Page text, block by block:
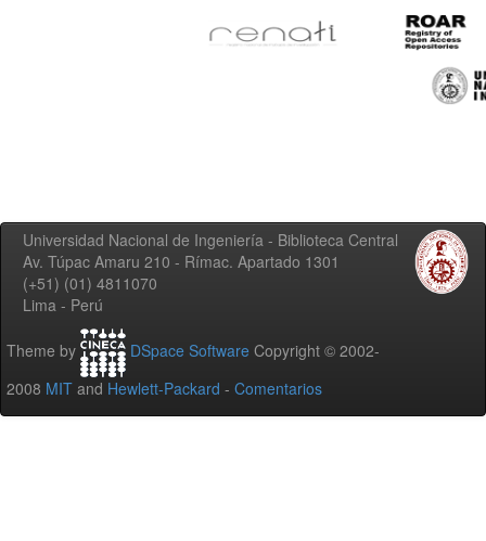
Universidad Nacional de Ingeniería - Biblioteca Central
Av. Túpac Amaru 210 - Rímac. Apartado 1301
(+51) (01) 4811070
Lima - Perú
Theme by DSpace Software Copyright © 2002-
2008 MIT and Hewlett-Packard - Comentarios